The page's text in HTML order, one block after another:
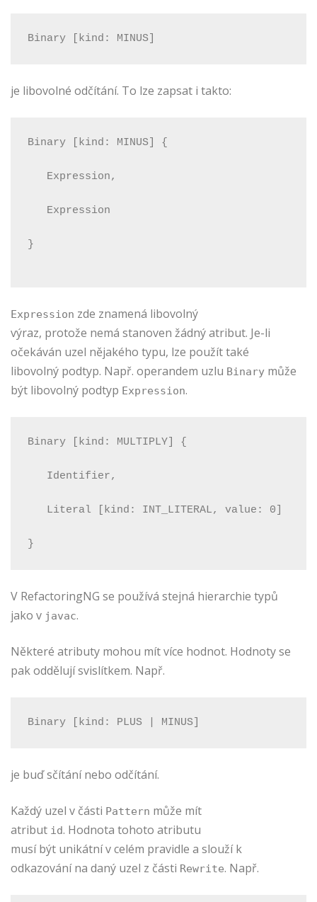
Binary [kind: MINUS]
je libovolné odčítání. To lze zapsat i takto:
Binary [kind: MINUS] {
   Expression,
   Expression
}
Expression zde znamená libovolný
výraz, protože nemá stanoven žádný atribut. Je-li
očekáván uzel nějakého typu, lze použít také
libovolný podtyp. Např. operandem uzlu Binary může
být libovolný podtyp Expression.
Binary [kind: MULTIPLY] {
   Identifier,
   Literal [kind: INT_LITERAL, value: 0]
}
V RefactoringNG se používá stejná hierarchie typů
jako v javac.
Některé atributy mohou mít více hodnot. Hodnoty se
pak oddělují svislítkem. Např.
Binary [kind: PLUS | MINUS]
je buď sčítání nebo odčítání.
Každý uzel v části Pattern může mít
atribut id. Hodnota tohoto atributu
musí být unikátní v celém pravidle a slouží k
odkazování na daný uzel z části Rewrite. Např.